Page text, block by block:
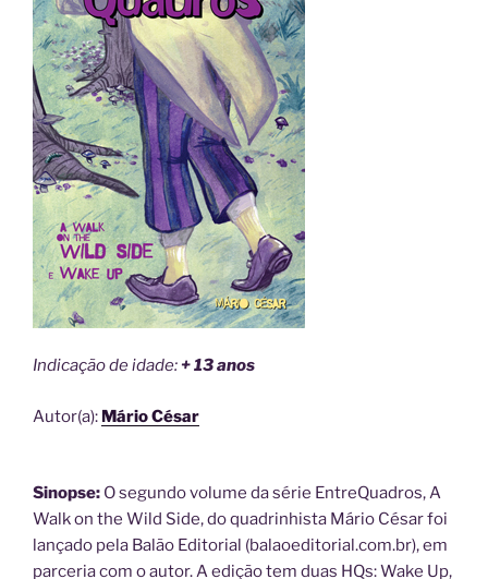
Indicação de idade:+ 13 anos
Autor(a): Mário César
Sinopse: O segundo volume da série EntreQuadros, A
Walk on the Wild Side, do quadrinhista Mário César foi
lançado pela Balão Editorial (balaoeditorial.com.br), em
parceria com o autor. A edição tem duas HQs: Wake Up,